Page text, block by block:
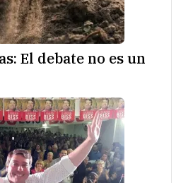
El debate no es un